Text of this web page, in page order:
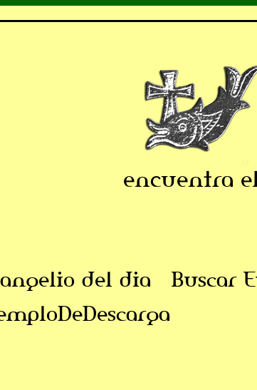
encuentra
del dia Buscar